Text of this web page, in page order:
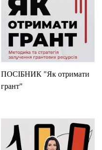
ПОСІБНИК "Як отримати
грант"